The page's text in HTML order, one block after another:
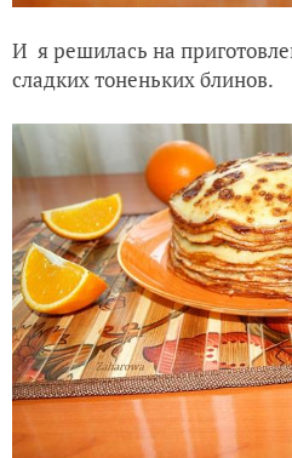
И я решилась на
сладких тоненьких блинов.